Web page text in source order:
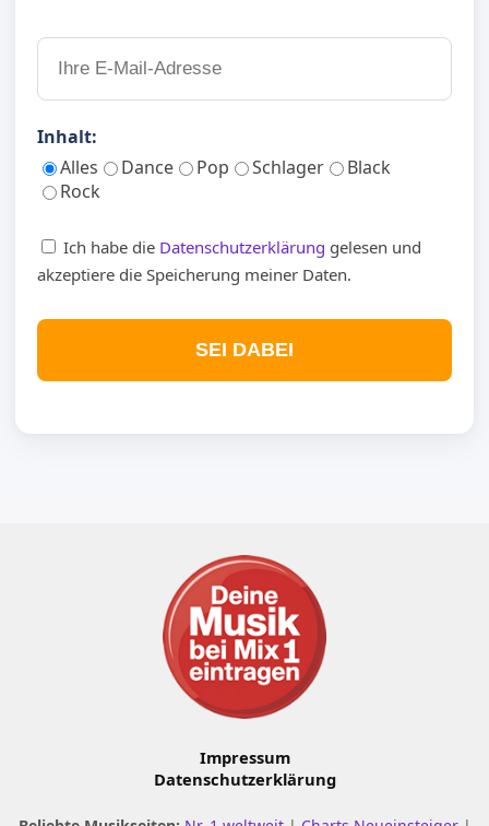
Inhalt:
Alles
Dance Pop Schlager
Black
Rock
Ich habe die Datenschutzerklärung gelesen und
akzeptiere die Speicherung meiner Daten.
SEI DABEI
Impressum
Datenschutzerklärung